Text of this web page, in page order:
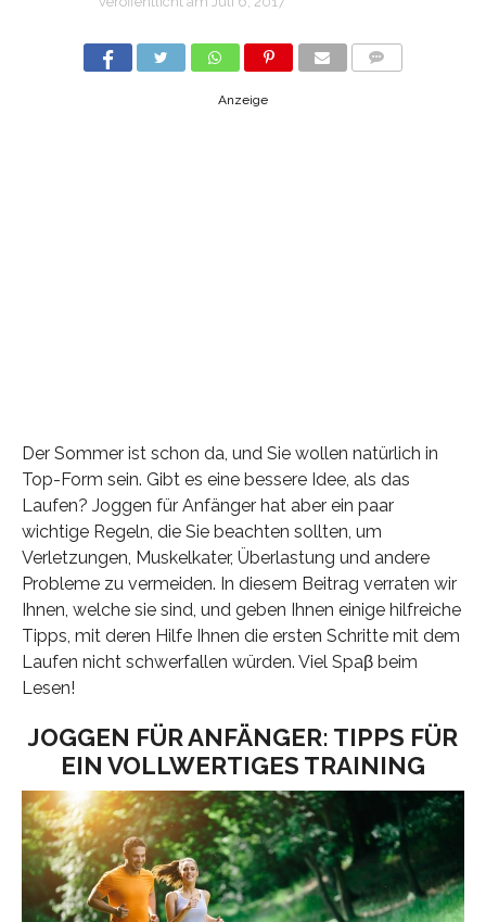
Anzeige
Der Sommer ist schon da, und Sie wollen natürlich in
Top-Form sein. Gibt es eine bessere Idee, als das
Laufen? Joggen für Anfänger hat aber ein paar
wichtige Regeln, die Sie beachten sollten, um
Verletzungen, Muskelkater, Überlastung und andere
Probleme zu vermeiden. In diesem Beitrag verraten wir
Ihnen, welche sie sind, und geben Ihnen einige hilfreiche
Tipps, mit deren Hilfe Ihnen die ersten Schritte mit dem
Laufen nicht schwerfallen würden. Viel Spaβ beim
Lesen!
JOGGEN FÜR ANFÄNGER: TIPPS FÜR
EIN VOLLWERTIGES TRAINING